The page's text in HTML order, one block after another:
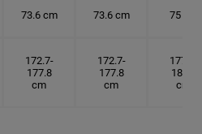
73.6 cm 73.6 cm 75 cm
172.7-
177.8
cm
172.7-
177.8
cm
177.8-
182.9
cm